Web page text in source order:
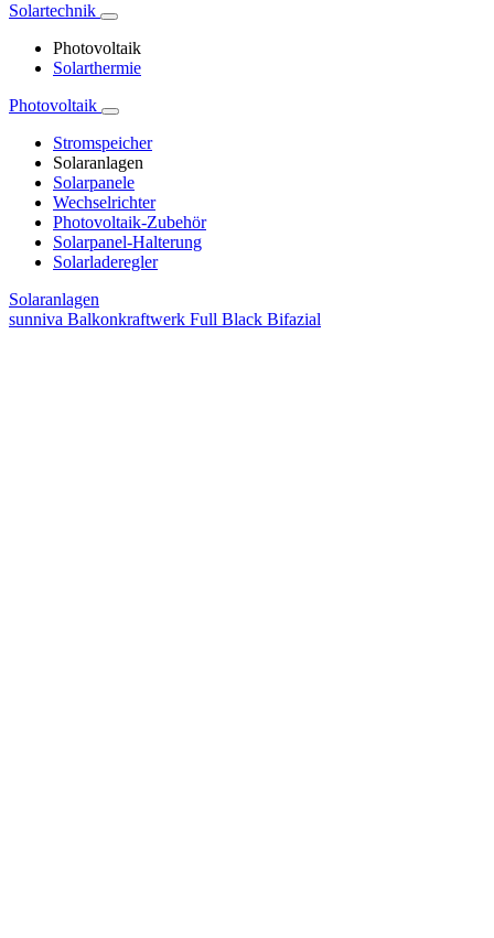
Solartechnik
Photovoltaik
Solarthermie
Photovoltaik
Stromspeicher
Solaranlagen
Solarpanele
Wechselrichter
Photovoltaik-Zubehör
Solarpanel-Halterung
Solarladeregler
Solaranlagen
sunniva Balkonkraftwerk Full Black Bifazial